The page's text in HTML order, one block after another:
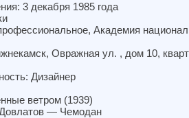
3 декабря 1985 года
Академия
Овражная ул. , дом 10,
Дизайнер
ветром (1939)
— Чемодан